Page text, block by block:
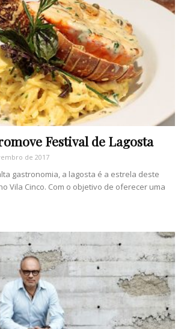
Festival de Lagosta
de 2017
gastronomia, a lagosta é a estrela deste
Vila Cinco. Com o objetivo de oferecer uma